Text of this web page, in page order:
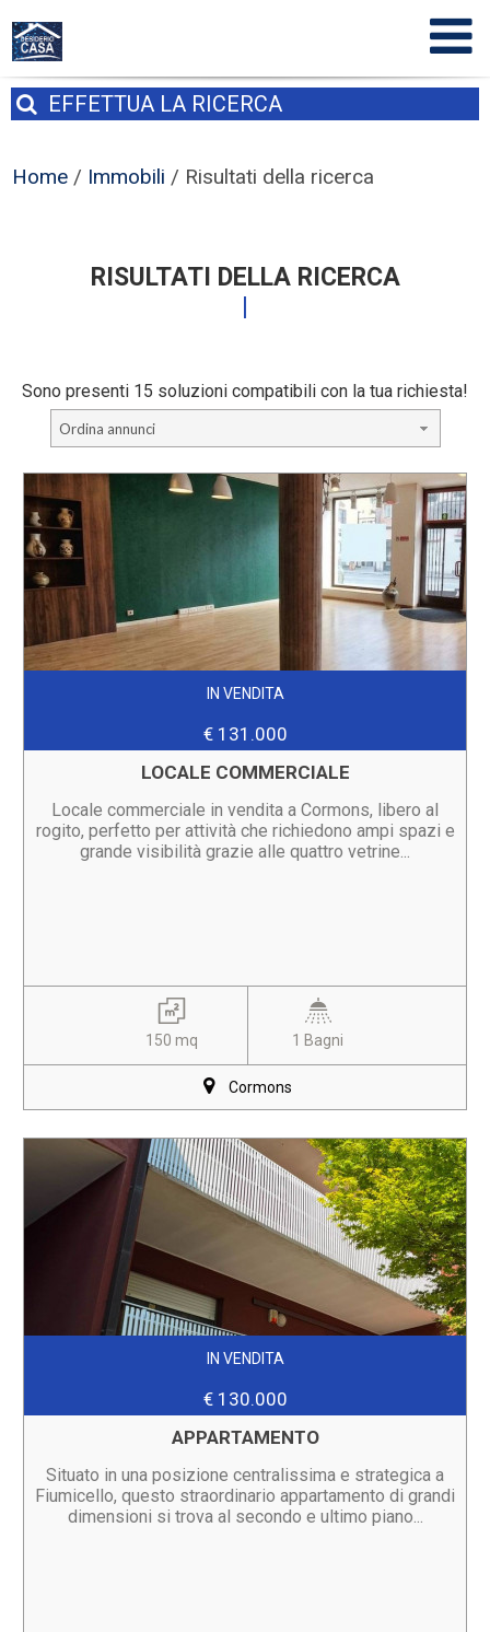
EFFETTUA LA RICERCA
Home / Immobili / Risultati della ricerca
RISULTATI DELLA RICERCA
Sono presenti 15 soluzioni compatibili con la tua richiesta!
Ordina annunci
IN VENDITA
€ 131.000
LOCALE COMMERCIALE
Locale commerciale in vendita a Cormons, libero al
rogito, perfetto per attività che richiedono ampi spazi e
grande visibilità grazie alle quattro vetrine...
150 mq 1 Bagni
Cormons
IN VENDITA
€ 130.000
APPARTAMENTO
Situato in una posizione centralissima e strategica a
Fiumicello, questo straordinario appartamento di grandi
dimensioni si trova al secondo e ultimo piano...